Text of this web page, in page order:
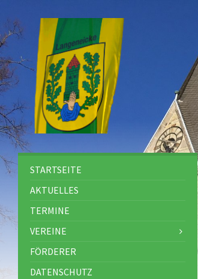
STARTSEITE
AKTUELLES
TERMINE
VEREINE
FÖRDERER
DATENSCHUTZ